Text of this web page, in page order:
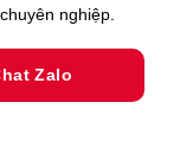
nghiệp.
Zalo